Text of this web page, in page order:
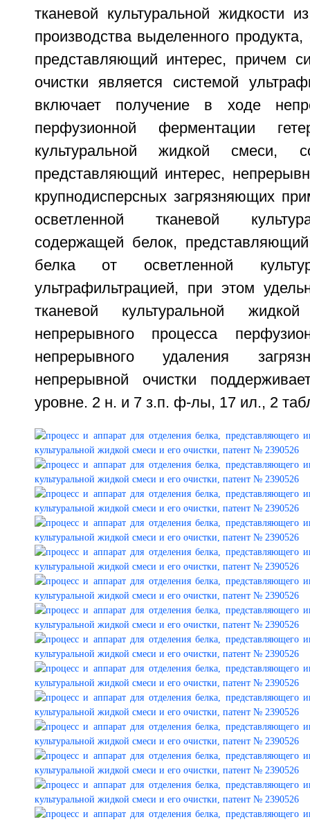
тканевой культуральной жидкости
производства выделенного
представляющий интерес, причем
очистки является системой
включает получение в ходе
перфузионной ферментации
культуральной жидкой смеси,
представляющий интерес,
крупнодисперсных загрязняющих
осветленной тканевой
содержащей белок,
белка от осветленной
ультрафильтрацией, при этом
тканевой культуральной
непрерывного процесса
непрерывного удаления
непрерывной очистки
уровне. 2 н. и 7 з.п. ф-лы, 17 ил., 2